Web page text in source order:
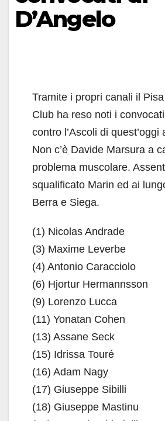
D’Angelo
Tramite i propri canali il
Club ha reso noti i
contro l’Ascoli di quest’oggi
Non c’è Davide Marsura a
problema muscolare.
squalificato Marin ed ai
Berra e Siega.
(1) Nicolas Andrade
(3) Maxime Leverbe
(4) Antonio Caracciolo
(6) Hjortur Hermannsson
(9) Lorenzo Lucca
(11) Yonatan Cohen
(13) Assane Seck
(15) Idrissa Touré
(16) Adam Nagy
(17) Giuseppe Sibilli
(18) Giuseppe Mastinu